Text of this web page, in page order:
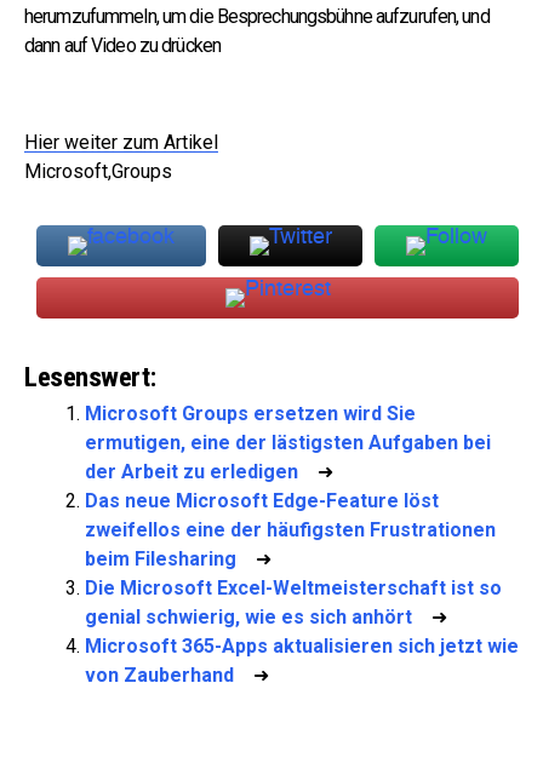
herumzufummeln, um die Besprechungsbühne aufzurufen, und
dann auf Video zu drücken
Hier weiter zum Artikel
Microsoft,Groups
Lesenswert:
Microsoft Groups ersetzen wird Sie
ermutigen, eine der lästigsten Aufgaben bei
der Arbeit zu erledigen ➜
Das neue Microsoft Edge-Feature löst
zweifellos eine der häufigsten Frustrationen
beim Filesharing ➜
Die Microsoft Excel-Weltmeisterschaft ist so
genial schwierig, wie es sich anhört ➜
Microsoft 365-Apps aktualisieren sich jetzt wie
von Zauberhand ➜